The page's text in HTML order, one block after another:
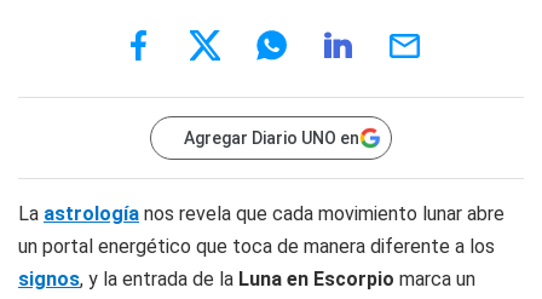
Agregar Diario UNO en
La astrología nos revela que cada movimiento lunar abre
un portal energético que toca de manera diferente a los
signos, y la entrada de la Luna en Escorpio marca un